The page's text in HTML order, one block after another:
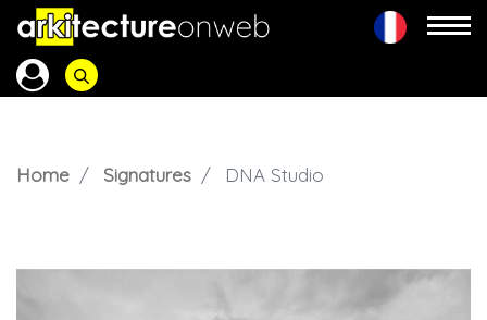
Home Signatures DNA Studio